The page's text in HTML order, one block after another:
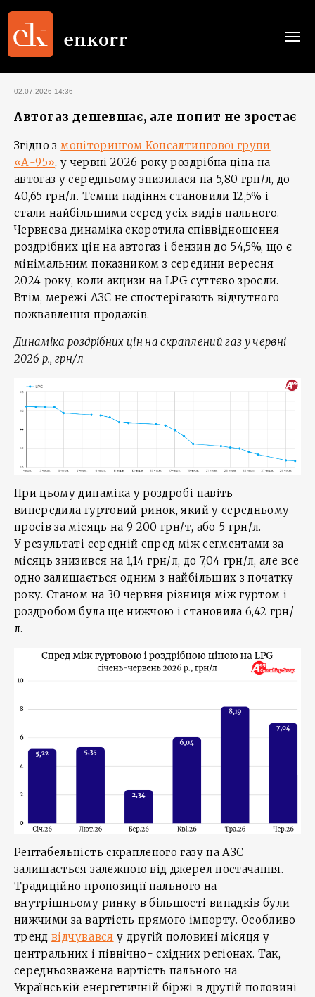
02.07.2026 14:36
Автогаз дешевшає, але попит не зростає
Згідно змоніторингом Консалтингової групи
«А-95», у червні 2026 року роздрібна ціна на
автогаз у середньому знизилася на 5,80 грн/л, до
40,65 грн/л. Темпи падіння становили 12,5% і
стали найбільшими серед усіх видів пального.
Червнева динаміка скоротила співвідношення
роздрібних цін на автогаз і бензин до 54,5%, що є
мінімальним показником з середини вересня
2024 року, коли акцизи на LPG суттєво зросли.
Втім, мережі АЗС не спостерігають відчутного
пожвавлення продажів.
Динаміка роздрібних цін на скраплений газ у червні
2026 р., грн/л
При цьому динаміка у роздробі навіть
випередила гуртовий ринок, який у середньому
просів за місяць на 9 200 грн/т, або 5 грн/л.
У результаті середній спред між сегментами за
місяць знизився на 1,14 грн/л, до 7,04 грн/л, але все
одно залишається одним з найбільших з початку
року. Станом на 30 червня різниця між гуртом і
роздробом була ще нижчою і становила 6,42 грн/
л.
Рентабельність скрапленого газу на АЗС
залишається залежною від джерел постачання.
Традиційно пропозиції пального на
внутрішньому ринку в більшості випадків були
нижчими за вартість прямого імпорту. Особливо
трендвідчувався у другій половині місяця у
центральних і північно- східних регіонах. Так,
середньозважена вартість пального на
Українській енергетичній біржі в другій половині